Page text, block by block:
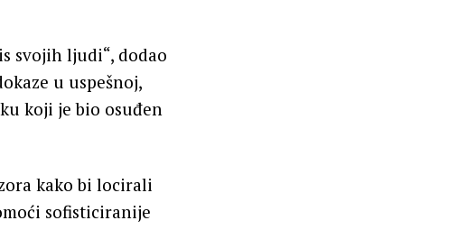
svojih ljudi“, dodao
u uspešnoj,
koji je bio osuđen
kako bi locirali
sofisticiranije